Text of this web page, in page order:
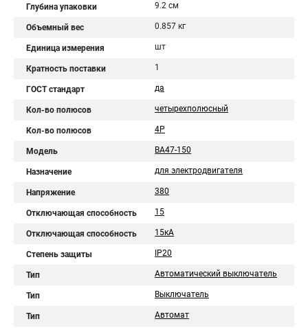
Глубина упаковки 9.2 см
Объемный вес 0.857 кг
Единица измерения шт
Кратность поставки 1
ГОСТ стандарт да
Кол-во полюсов четырехполюсный
Кол-во полюсов 4Р
Модель ВА47-150
Назначение для электродвигателя
Напряжение 380
Отключающая способность 15
Отключающая способность 15кА
Степень защиты IP20
Тип Автоматический выключатель
Тип Выключатель
Тип Автомат